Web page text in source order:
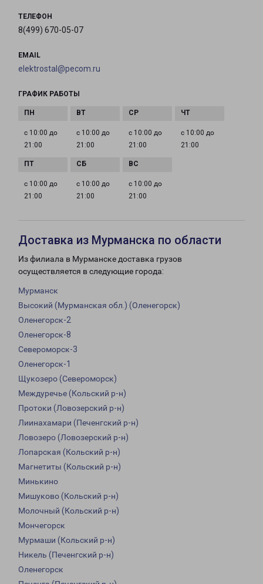
ТЕЛЕФОН
8(499) 670-05-07
EMAIL
elektrostal@pecom.ru
ГРАФИК РАБОТЫ
с 10:00 до
21:00
с 10:00 до
21:00
с 10:00 до
21:00
с 10:00 до
21:00
с 10:00 до
21:00
с 10:00 до
21:00
с 10:00 до
21:00
Доставка из Мурманска по области
Из филиала в Мурманске доставка грузов
осуществляется в следующие города:
Мурманск
Высокий (Мурманская обл.) (Оленегорск)
Оленегорск-2
Оленегорск-8
Североморск-3
Оленегорск-1
Щукозеро (Североморск)
Междуречье (Кольский р-н)
Протоки (Ловозерский р-н)
Лиинахамари (Печенгский р-н)
Ловозеро (Ловозерский р-н)
Лопарская (Кольский р-н)
Магнетиты (Кольский р-н)
Минькино
Мишуково (Кольский р-н)
Молочный (Кольский р-н)
Мончегорск
Мурмаши (Кольский р-н)
Никель (Печенгский р-н)
Оленегорск